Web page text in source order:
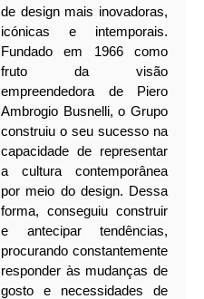
de design mais inovadoras,
icónicas e intemporais.
Fundado em 1966 como
fruto da visão
empreendedora de Piero
Ambrogio Busnelli, o Grupo
construiu o seu sucesso na
capacidade de representar
a cultura contemporânea
por meio do design. Dessa
forma, conseguiu construir
e antecipar tendências,
procurando constantemente
responder às mudanças de
gosto e necessidades de